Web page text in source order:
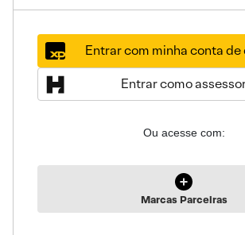
Entrar com minha conta
Entrar como
Ou acesse com:
Marcas Parceiras